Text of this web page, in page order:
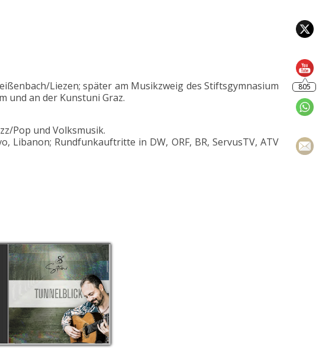
Liezen; später am Musikzweig des Stiftsgymnasium
und an der Kunstuni Graz.
Pop und Volksmusik.
Libanon; Rundfunkauftritte in DW, ORF, BR, ServusTV, ATV